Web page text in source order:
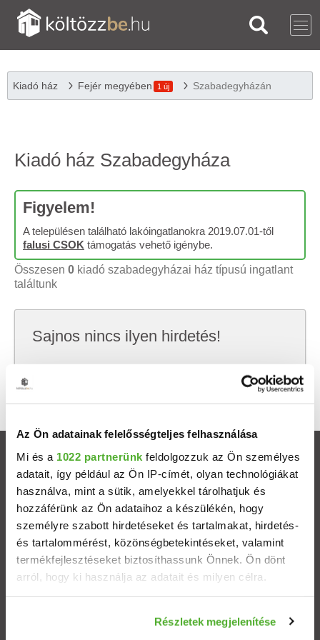
Az Ön adatainak felelősségteljes felhasználása
Mi és a 1022 partnerünk feldolgozzuk az Ön személyes
adatait, így például az Ön IP-címét, olyan technológiákat
használva, mint a sütik, amelyekkel tárolhatjuk és
hozzáférünk az Ön adataihoz a készülékén, hogy
személyre szabott hirdetéseket és tartalmakat, hirdetés-
és tartalommérést, közönségbetekintéseket, valamint
termékfejlesztéseket biztosíthassunk Önnek. Ön dönt
arról, hogy ki használja az adatait és milyen célra.
Információgyűjtés az Ön földrajzi elhelyezkedéséről
Részletek megjelenítése
Kiadó ház Fejér megyében 1 új Szabadegyházán
Kiadó ház Szabadegyháza
Figyelem!
A településen található lakóingatlanokra 2019.07.01-től
falusi CSOK támogatás vehető igénybe.
Összesen 0 kiadó szabadegyházai ház típusú ingatlant
találtunk
Sajnos nincs ilyen hirdetés!
keresni, hátha akkor megtalálod, amit keresel.
Ingatlanok
Eladó házak
Eladó lakások
Települések